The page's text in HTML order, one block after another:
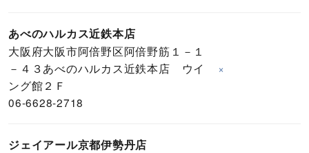
あべのハルカス近鉄本店
大阪府大阪市阿倍野区阿倍野筋１－１
－４３あべのハルカス近鉄本店 ウイ
ング館２Ｆ
06-6628-2718
×
ジェイアール京都伊勢丹店